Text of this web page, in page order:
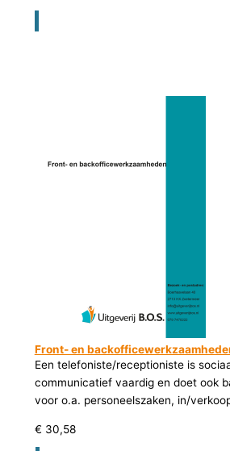
Front- en
Een telefoniste/receptioniste is
communicatief vaardig en doet ook
voor o.a. personeelszaken, in/
€ 30,58